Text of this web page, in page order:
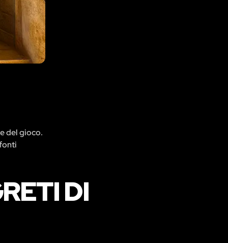
del gioco.
DI